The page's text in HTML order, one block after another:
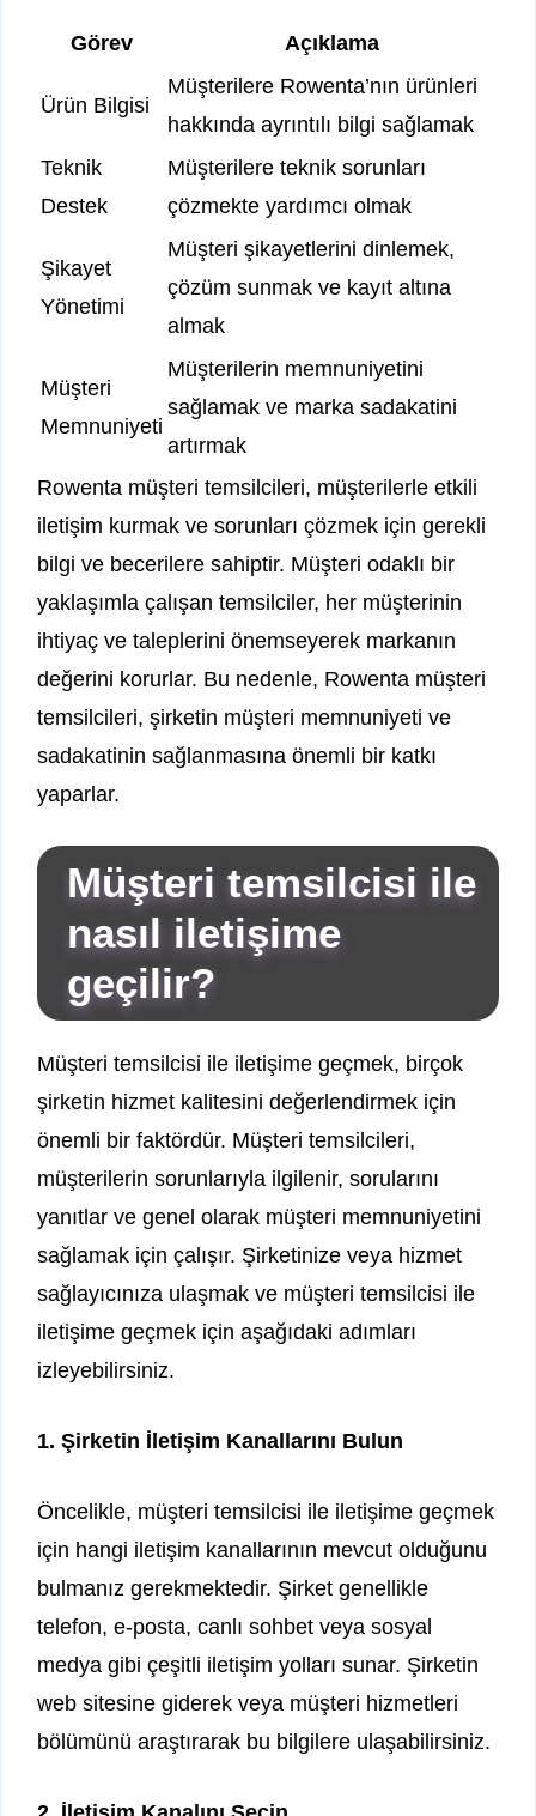
Görev Açıklama
Ürün Bilgisi
Müşterilere Rowenta’nın ürünleri
hakkında ayrıntılı bilgi sağlamak
Teknik
Destek
Müşterilere teknik sorunları
çözmekte yardımcı olmak
Şikayet
Yönetimi
Müşteri şikayetlerini dinlemek,
çözüm sunmak ve kayıt altına
almak
Müşteri
Memnuniyeti
Müşterilerin memnuniyetini
sağlamak ve marka sadakatini
artırmak
Rowenta müşteri temsilcileri, müşterilerle etkili
iletişim kurmak ve sorunları çözmek için gerekli
bilgi ve becerilere sahiptir. Müşteri odaklı bir
yaklaşımla çalışan temsilciler, her müşterinin
ihtiyaç ve taleplerini önemseyerek markanın
değerini korurlar. Bu nedenle, Rowenta müşteri
temsilcileri, şirketin müşteri memnuniyeti ve
sadakatinin sağlanmasına önemli bir katkı
yaparlar.
Müşteri temsilcisi ile
nasıl iletişime
geçilir?
Müşteri temsilcisi ile iletişime geçmek, birçok
şirketin hizmet kalitesini değerlendirmek için
önemli bir faktördür. Müşteri temsilcileri,
müşterilerin sorunlarıyla ilgilenir, sorularını
yanıtlar ve genel olarak müşteri memnuniyetini
sağlamak için çalışır. Şirketinize veya hizmet
sağlayıcınıza ulaşmak ve müşteri temsilcisi ile
iletişime geçmek için aşağıdaki adımları
izleyebilirsiniz.
1. Şirketin İletişim Kanallarını Bulun
Öncelikle, müşteri temsilcisi ile iletişime geçmek
için hangi iletişim kanallarının mevcut olduğunu
bulmanız gerekmektedir. Şirket genellikle
telefon, e-posta, canlı sohbet veya sosyal
medya gibi çeşitli iletişim yolları sunar. Şirketin
web sitesine giderek veya müşteri hizmetleri
bölümünü araştırarak bu bilgilere ulaşabilirsiniz.